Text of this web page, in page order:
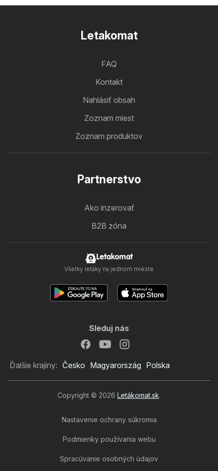
Letakomat
FAQ
Kontakt
Nahlásiť obsah
Zoznam miest
Zoznam produktov
Partnerstvo
Ako inzerovať
B2B zóna
Letakomat
Všetky letáky na jednom mieste
Sleduj nás
Ďalšie krajiny: Česko Magyarország Polska
Copyright © 2026 Letákomat.sk.
Nastavenie ochrany súkromia
Podmienky používania webu
Spracúvanie osobných údajov